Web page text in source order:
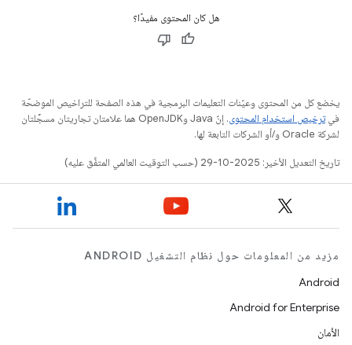
هل كان المحتوى مفيدًا؟
يخضع كل من المحتوى وعيّنات التعليمات البرمجية في هذه الصفحة للتراخيص الموضحّة
فيترخيص استخدام المحتوى
. إنّ Java وOpenJDK هما علامتان تجاريتان مسجَّلتان
لشركة Oracle و/أو الشركات التابعة لها.
تاريخ التعديل الأخير: 2025-10-29 (حسب التوقيت العالمي المتفَّق عليه)
مزيد من المعلومات حول نظام التشغيل ANDROID
Android
Android for Enterprise
الأمان